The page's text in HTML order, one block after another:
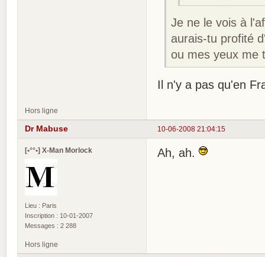
Je ne le vois à
aurais-tu profité
ou mes yeux
Il n'y a pas qu'en
Hors ligne
10-06-2008 21:04:15
Dr Mabuse
[•°°•] X-Man Morlock
Lieu : Paris
Inscription : 10-01-2007
Messages : 2 288
Ah, ah.
Hors ligne